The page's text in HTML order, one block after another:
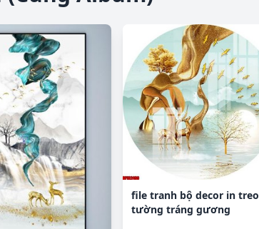
file tranh bộ decor in treo
tường tráng gương